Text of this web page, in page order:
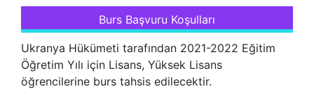
Burs Başvuru Koşulları
Ukranya Hükümeti tarafından 2021-2022 Eğitim
Öğretim Yılı için Lisans, Yüksek Lisans
öğrencilerine burs tahsis edilecektir.